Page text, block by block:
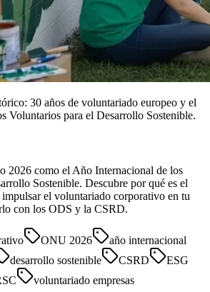
30 años de voluntariado europeo y el
Voluntarios para el Desarrollo Sostenible.
2026 como el Año Internacional de los
Sostenible. Descubre por qué es el
el voluntariado corporativo en tu
con los ODS y la CSRD.
ONU 2026
año internacional
desarrollo sostenible CSRD
ESG
voluntariado empresas